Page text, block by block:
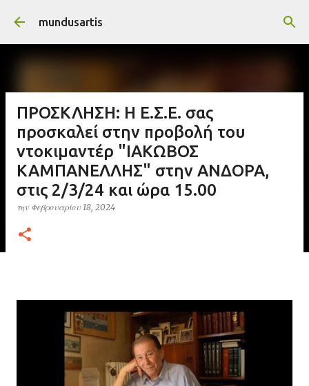
Μετάβαση στο κύριο περιεχόμενο
mundusartis
ΠΡΟΣΚΛΗΣΗ: Η Ε.Σ.Ε. σας
προσκαλεί στην προβολή του
ντοκιμαντέρ "ΙΑΚΩΒΟΣ
ΚΑΜΠΑΝΕΛΛΗΣ" στην ΑΝΔΟΡΑ,
στις 2/3/24 και ώρα 15.00
την Φεβρουαρίου 18, 2024